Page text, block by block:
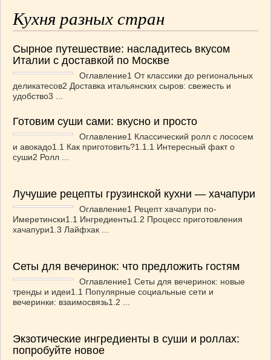
Кухня разных стран
Сырное путешествие: насладитесь вкусом
Италии с доставкой по Москве
Оглавление1 От классики до региональных
деликатесов2 Доставка итальянских сыров: свежесть и
удобство3 ...
Готовим суши сами: вкусно и просто
Оглавление1 Классический ролл с лососем
и авокадо1.1 Как приготовить?1.1.1 Интересный факт о
суши2 Ролл ...
Лучушие рецепты грузинской кухни — хачапури
Оглавление1 Рецепт хачапури по-
Имеретински1.1 Ингредиенты1.2 Процесс приготовления
хачапури1.3 Лайфхак ...
Сеты для вечеринок: что предложить гостям
Оглавление1 Сеты для вечеринок: новые
тренды и идеи1.1 Популярные социальные сети и
вечеринки: взаимосвязь1.2 ...
Экзотические ингредиенты в суши и роллах:
попробуйте новое